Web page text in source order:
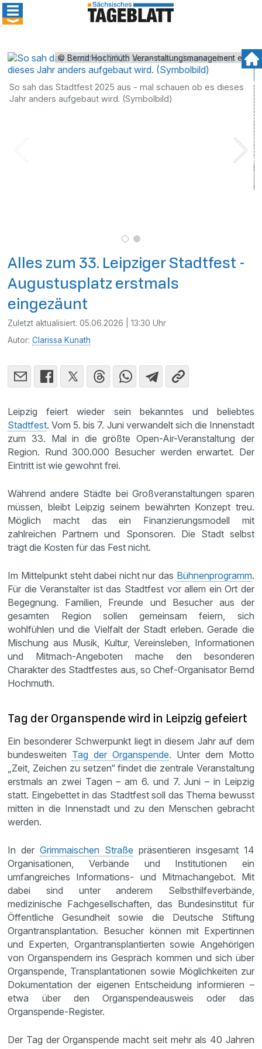
© Bernd Hochmuth Veranstaltungsmanagement e.K.
So sah das Stadtfest 2025 aus - mal schauen ob es dieses
Jahr anders aufgebaut wird. (Symbolbild)
Alles zum 33. Leipziger Stadtfest -
Augustusplatz erstmals
eingezäunt
Zuletzt aktualisiert:05.06.2026 | 13:30 Uhr
Autor:Clarissa Kunath
Leipzig feiert wieder sein bekanntes und beliebtes
Stadtfest. Vom 5. bis 7. Juni verwandelt sich die Innenstadt
zum 33. Mal in die größte Open-Air-Veranstaltung der
Region. Rund 300.000 Besucher werden erwartet. Der
Eintritt ist wie gewohnt frei.
Während andere Städte bei Großveranstaltungen sparen
müssen, bleibt Leipzig seinem bewährten Konzept treu.
Möglich macht das ein Finanzierungsmodell mit
zahlreichen Partnern und Sponsoren. Die Stadt selbst
trägt die Kosten für das Fest nicht.
Im Mittelpunkt steht dabei nicht nur das Bühnenprogramm.
Für die Veranstalter ist das Stadtfest vor allem ein Ort der
Begegnung. Familien, Freunde und Besucher aus der
gesamten Region sollen gemeinsam feiern, sich
wohlfühlen und die Vielfalt der Stadt erleben. Gerade die
Mischung aus Musik, Kultur, Vereinsleben, Informationen
und Mitmach-Angeboten mache den besonderen
Charakter des Stadtfestes aus, so Chef-Organisator Bernd
Hochmuth.
Tag der Organspende wird in Leipzig gefeiert
Ein besonderer Schwerpunkt liegt in diesem Jahr auf dem
bundesweiten Tag der Organspende. Unter dem Motto
„Zeit, Zeichen zu setzen“ findet die zentrale Veranstaltung
erstmals an zwei Tagen – am 6. und 7. Juni – in Leipzig
statt. Eingebettet in das Stadtfest soll das Thema bewusst
mitten in die Innenstadt und zu den Menschen gebracht
werden.
In derGrimmaischen Straße präsentieren insgesamt 14
Organisationen, Verbände und Institutionen ein
umfangreiches Informations- und Mitmachangebot. Mit
dabei sind unter anderem Selbsthilfeverbände,
medizinische Fachgesellschaften, das Bundesinstitut für
Öffentliche Gesundheit sowie die Deutsche Stiftung
Organtransplantation. Besucher können mit Expertinnen
und Experten, Organtransplantierten sowie Angehörigen
von Organspendern ins Gespräch kommen und sich über
Organspende, Transplantationen sowie Möglichkeiten zur
Dokumentation der eigenen Entscheidung informieren –
etwa über den Organspendeausweis oder das
Organspende-Register.
Der Tag der Organspende macht seit mehr als 40 Jahren